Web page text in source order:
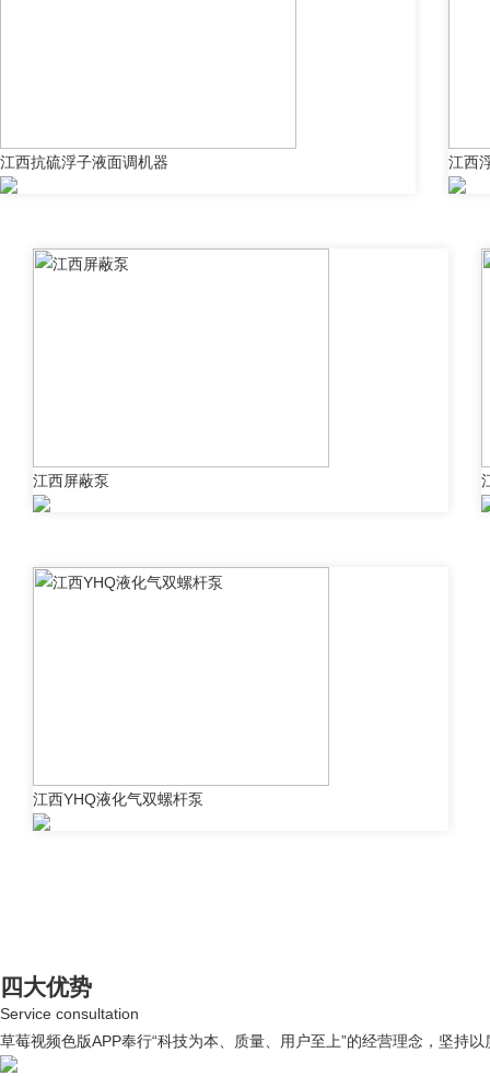
江西抗硫浮子液面调机器 江西
江西屏蔽泵
江西YHQ液化气双螺杆泵
四大优势
Service consultation
草莓视频色版APP奉行“科技为本、质量、用户至上”的经营理念，坚持